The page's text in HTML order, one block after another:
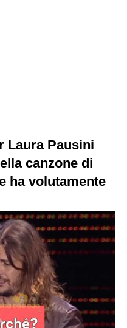
Laura Pausini
canzone di
ha volutamente